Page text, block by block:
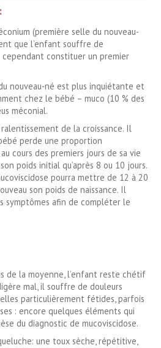
(première selle du nouveau-
que l’enfant souffre de
cependant constituer un premier
nouveau-né est plus inquiétante et
chez le bébé – muco (10 % des
méconial.
de la croissance. Il
perde une proportion
cours des premiers jours de sa vie
poids initial qu’après 8 ou 10 jours.
pourra mettre de 12 à 20
son poids de naissance. Il
symptômes afin de compléter le
de la moyenne, l’enfant reste chétif
mal, il souffre de douleurs
particulièrement fétides, parfois
: encore quelques éléments qui
du diagnostic de mucoviscidose.
une toux sèche, répétitive,